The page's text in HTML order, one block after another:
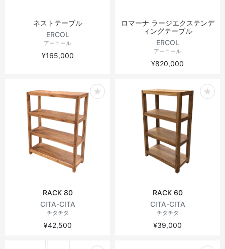
ネストテーブル
ERCOL
アーコール
¥165,000
ロマーナ ラージエクステンデ
ィングテーブル
ERCOL
アーコール
¥820,000
RACK 80
CITA-CITA
チタチタ
¥42,500
RACK 60
CITA-CITA
チタチタ
¥39,000